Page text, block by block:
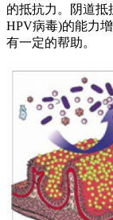
的抵抗力。阴道抵
HPV病毒)的能力
有一定的帮助。